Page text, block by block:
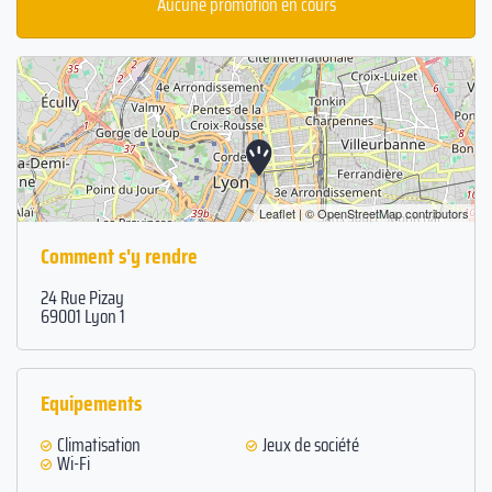
Leaflet| ©OpenStreetMapcontributors
Comment s'y rendre
24 Rue Pizay
69001 Lyon 1
Equipements
Climatisation Jeux de société
Wi-Fi